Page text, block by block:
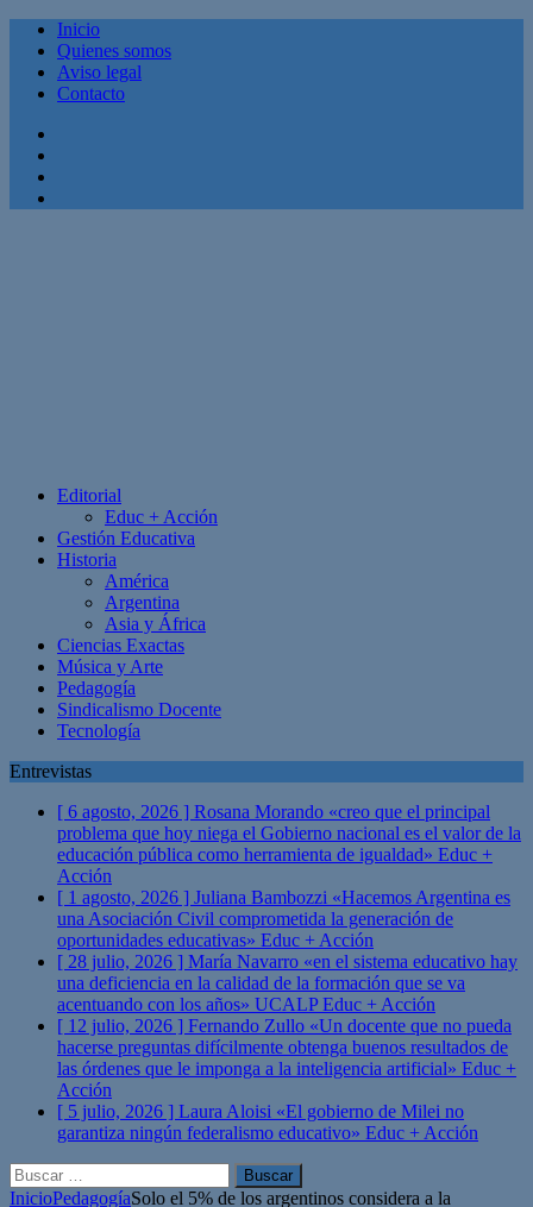
Inicio
Quienes somos
Aviso legal
Contacto
Editorial
Educ + Acción
Gestión Educativa
Historia
América
Argentina
Asia y África
Ciencias Exactas
Música y Arte
Pedagogía
Sindicalismo Docente
Tecnología
Entrevistas
[ 6 agosto, 2026 ] Rosana Morando «creo que el principal
problema que hoy niega el Gobierno nacional es el valor de la
educación pública como herramienta de igualdad» Educ +
Acción
[ 1 agosto, 2026 ] Juliana Bambozzi «Hacemos Argentina es
una Asociación Civil comprometida la generación de
oportunidades educativas» Educ + Acción
[ 28 julio, 2026 ] María Navarro «en el sistema educativo hay
una deficiencia en la calidad de la formación que se va
acentuando con los años» UCALPEduc + Acción
[ 12 julio, 2026 ] Fernando Zullo «Un docente que no pueda
hacerse preguntas difícilmente obtenga buenos resultados de
las órdenes que le imponga a la inteligencia artificial» Educ +
Acción
[ 5 julio, 2026 ] Laura Aloisi «El gobierno de Milei no
garantiza ningún federalismo educativo» Educ + Acción
Buscar:
InicioPedagogíaSolo el 5% de los argentinos considera a la